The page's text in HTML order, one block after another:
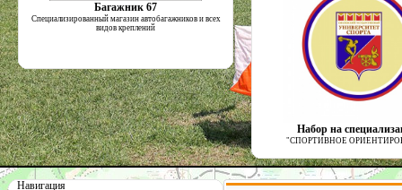
Багажник 67
Специализированный магазин автобагажников и всех
видов креплений
Набор на
"СПОРТИВНОЕ
Навигация